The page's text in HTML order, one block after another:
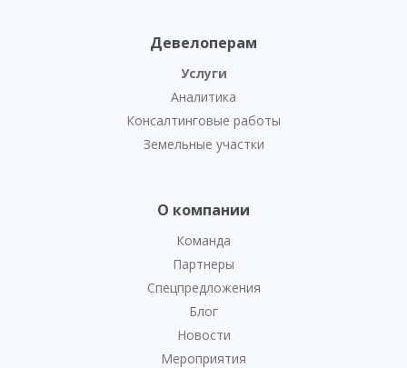
Девелоперам
Услуги
Аналитика
Консалтинговые работы
Земельные участки
О компании
Команда
Партнеры
Спецпредложения
Блог
Новости
Мероприятия